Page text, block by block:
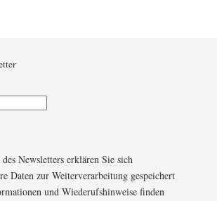
Newsletters erklären Sie sich
Daten zur Weiterverarbeitung gespeichert
und Wiederufshinweise finden